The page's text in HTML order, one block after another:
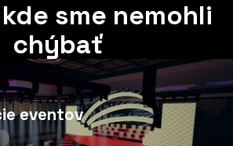
kde sme nemohli
chýbať
eventov